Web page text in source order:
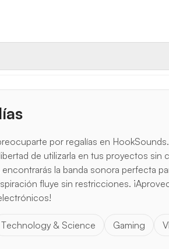
por regalías en
de utilizarla en tus proyectos sin
la banda sonora perfecta
fluye sin restricciones.
Technology & Science Gaming